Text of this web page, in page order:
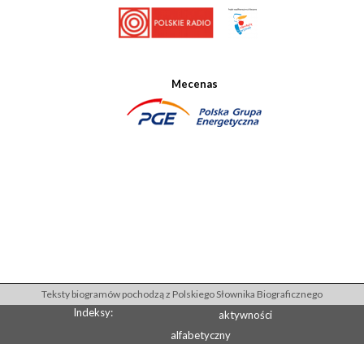
Mecenas
Teksty biogramów pochodzą z Polskiego Słownika Biograficznego
Indeksy:
aktywności
alfabetyczny